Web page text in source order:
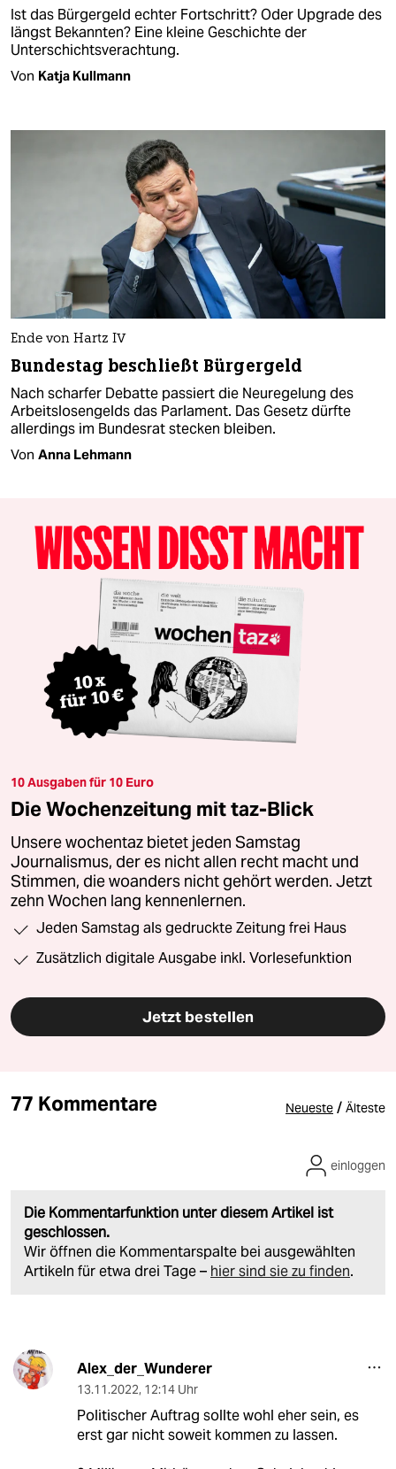
Ist das Bürgergeld echter Fortschritt? Oder Upgrade des
längst Bekannten? Eine kleine Geschichte der
Unterschichtsverachtung.
Von Katja Kullmann
Ende von Hartz IV
Bundestag beschließt Bürgergeld
Nach scharfer Debatte passiert die Neuregelung des
Arbeitslosengelds das Parlament. Das Gesetz dürfte
allerdings im Bundesrat stecken bleiben.
Von Anna Lehmann
10 Ausgaben für 10 Euro
Die Wochenzeitung mit taz-Blick
Unsere wochentaz bietet jeden Samstag
Journalismus, der es nicht allen recht macht und
Stimmen, die woanders nicht gehört werden. Jetzt
zehn Wochen lang kennenlernen.
Jeden Samstag als gedruckte Zeitung frei Haus
Zusätzlich digitale Ausgabe inkl. Vorlesefunktion
Jetzt bestellen
77 Kommentare Neueste / Älteste
Die Kommentarfunktion unter diesem Artikel ist
geschlossen.
Wir öffnen die Kommentarspalte bei ausgewählten
Artikeln für etwa drei Tage – hier sind sie zu finden.
einloggen
Alex_der_Wunderer
13.11.2022, 12:14 Uhr
Politischer Auftrag sollte wohl eher sein, es
erst gar nicht soweit kommen zu lassen.